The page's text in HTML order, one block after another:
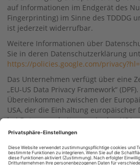
auf Informationen im Endgerät des
Fingerprinting) im Sinne des TDDDG
ist jederzeit widerrufbar.
Weitere Informationen über
Sie in deren Datenschutzerklärung
https://policies.google.com/
Das Unternehmen verfügt über eine
„EU-US Data Privacy Framework“
Übereinkommen zwischen der
USA, der die Einhaltung europäischer
bei Datenverarbeitungen in den USA
nach dem DPF zertifizierte
Informationen hierzu erhalten Sie
folgendem Link: